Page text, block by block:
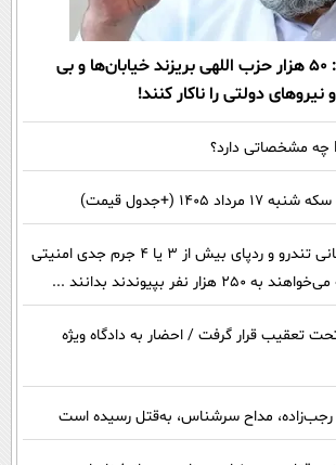
از افاضات خرازی: ۵۰ هزار حزب اللهی بریزند خیابان‌ها و بی
دولتی را ناکار کنند!
۱۴۰۵ (+جدول قیمت)
گفته‌های یک روحانی تندرو و ردپای بیش از ۳ یا ۴ جرم جدی امنیتی
نفر بپیوندند بدانند ...
تعقیب قرار گرفت / احضار به دادگاه ویژه
رجب‌زاده، مداح سرشناس، به‌قتل رسیده است